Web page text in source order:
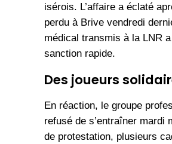
isérois. L’affaire a éclaté
perdu à Brive vendredi
médical transmis à la LNR
sanction rapide.
Des joueurs
En réaction, le groupe
refusé de s’entraîner mardi
de protestation, plusieurs